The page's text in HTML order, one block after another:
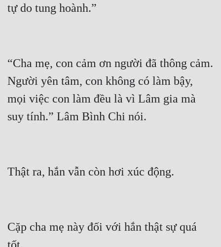
“Cha mẹ, con cảm ơn người đã thông cảm.
Người yên tâm, con không có làm bậy,
mọi việc con làm đều là vì Lâm gia mà
Cặp cha mẹ này đối với hắn thật sự quá